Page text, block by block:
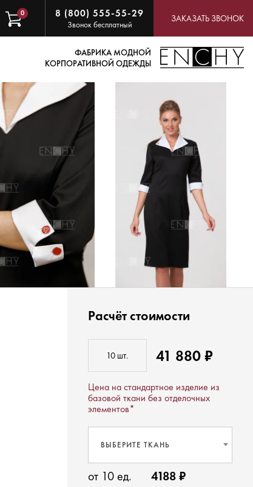
0 8 (800) 555-55-29
Звонок бесплатный
ЗАКАЗАТЬ ЗВОНОК
ФАБРИКА МОДНОЙ
КОРПОРАТИВНОЙ ОДЕЖДЫ
Расчёт стоимости
41 880 ₽
Цена на стандартное изделие из
базовой ткани без отделочных
элементов*
ВЫБЕРИТЕ ТКАНЬ
от 10 ед.
4188 ₽